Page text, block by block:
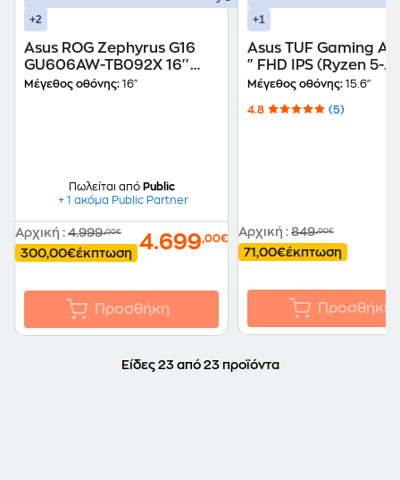
+2
Asus ROG Zephyrus G16
GU606AW-TB092X 16''
2.5K OLED (Intel Core Ultra
Μέγεθος οθόνης: 16"
Πωλείται από Public
+ 1 ακόμα Public Partner
Αρχική : 4.999,00€
300,00€έκπτωση 4.699,00€
Προσθήκη
+1
Asus TUF Gaming
" FHD IPS (Ryzen 5-
7535HS/16 GB/512GB
3050/Win11Home)
Μέγεθος οθόνης: 15.6"
4.8 (5)
Αρχική : 849,00€
71,00€έκπτωση
Προσθήκη
Είδες 23 από 23 προϊόντα